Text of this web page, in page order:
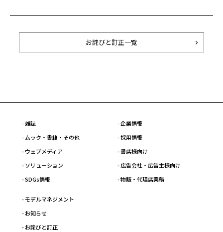
お詫びと訂正一覧
- 雑誌
- ムック・書籍・その他
- ウェブメディア
- ソリューション
- SDGs情報
- 企業情報
- 採用情報
- 書店様向け
- 広告会社・広告主様向け
- 物販・代理店業務
- モデルマネジメント
- お知らせ
- お詫びと訂正